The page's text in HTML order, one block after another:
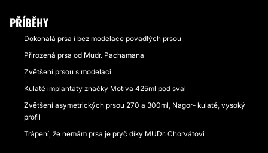
PŘÍBĚHY
Dokonalá prsa i bez modelace povadlých prsou
Přirozená prsa od Mudr. Pachamana
Zvětšení prsou s modelaci
Kulaté implantáty značky Motiva 425ml pod sval
Zvětšení asymetrických prsou 270 a 300ml, Nagor- kulaté, vysoký
profil
Trápení, že nemám prsa je pryč díky MUDr. Chorvátovi